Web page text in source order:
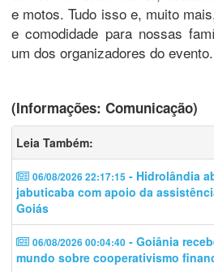
e motos. Tudo isso e, muito
e comodidade para nossas
um dos organizadores do evento.
(Informações: Comunicação)
Leia Também:
06/08/2026 22:17:15 - Hidrolândia
jabuticaba com apoio da
Goiás
06/08/2026 00:04:40 - Goiânia
mundo sobre cooperativismo